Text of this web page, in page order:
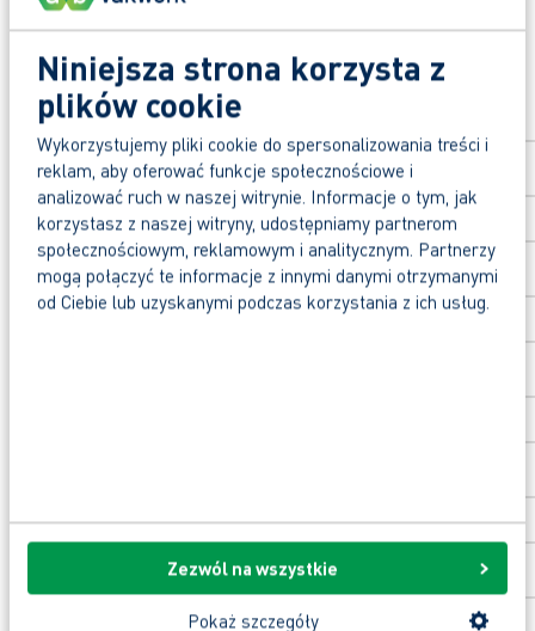
Niniejsza strona korzysta z
plików cookie
Wykorzystujemy pliki cookie do spersonalizowania treści i
reklam, aby oferować funkcje społecznościowe i
analizować ruch w naszej witrynie. Informacje o tym, jak
korzystasz z naszej witryny, udostępniamy partnerom
społecznościowym, reklamowym i analitycznym. Partnerzy
mogą połączyć te informacje z innymi danymi otrzymanymi
od Ciebie lub uzyskanymi podczas korzystania z ich usług.
Zezwól na wszystkie
Pokaż szczegóły
language to make learning easier.
Build your future with us!
Apply now, and receive our response within one
Why apply through AB Vakwerk?
Fast-track to a permanent contract.
Rated 9+ by our temporary workers.
A €1,000 training voucher for a course of
Aplikuj na stanowisko
Imię *
Nazwisko*
Dodanie numeru domu